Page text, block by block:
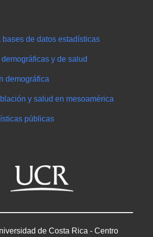
bases de datos estadísticas
y de salud
demográfica
y salud en mesoamérica
públicas
de Costa Rica - Centro